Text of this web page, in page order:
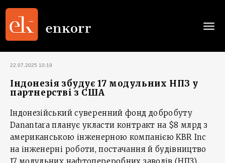
22.07.2025 10:19
Індонезія збудує 17 модульних НПЗ у
партнерстві з США
Індонезійський суверенний фонд добробуту
Danantara планує укласти контракт на $8 млрд з
американською інженерною компанією KBR Inc
на інженерні роботи, постачання й будівництво